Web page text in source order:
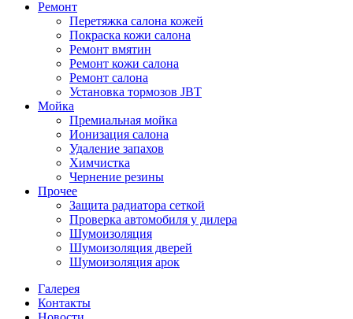
Ремонт
Перетяжка салона кожей
Покраска кожи салона
Ремонт вмятин
Ремонт кожи салона
Ремонт салона
Установка тормозов JBT
Мойка
Премиальная мойка
Ионизация салона
Удаление запахов
Химчистка
Чернение резины
Прочее
Защита радиатора сеткой
Проверка автомобиля у дилера
Шумоизоляция
Шумоизоляция дверей
Шумоизоляция арок
Галерея
Контакты